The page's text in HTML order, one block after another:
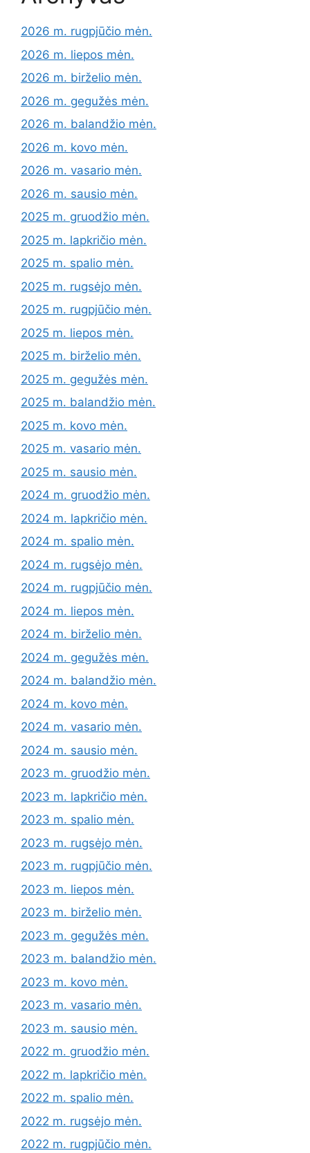
2026 m. rugpjūčio mėn.
2026 m. liepos mėn.
2026 m. birželio mėn.
2026 m. gegužės mėn.
2026 m. balandžio mėn.
2026 m. kovo mėn.
2026 m. vasario mėn.
2026 m. sausio mėn.
2025 m. gruodžio mėn.
2025 m. lapkričio mėn.
2025 m. spalio mėn.
2025 m. rugsėjo mėn.
2025 m. rugpjūčio mėn.
2025 m. liepos mėn.
2025 m. birželio mėn.
2025 m. gegužės mėn.
2025 m. balandžio mėn.
2025 m. kovo mėn.
2025 m. vasario mėn.
2025 m. sausio mėn.
2024 m. gruodžio mėn.
2024 m. lapkričio mėn.
2024 m. spalio mėn.
2024 m. rugsėjo mėn.
2024 m. rugpjūčio mėn.
2024 m. liepos mėn.
2024 m. birželio mėn.
2024 m. gegužės mėn.
2024 m. balandžio mėn.
2024 m. kovo mėn.
2024 m. vasario mėn.
2024 m. sausio mėn.
2023 m. gruodžio mėn.
2023 m. lapkričio mėn.
2023 m. spalio mėn.
2023 m. rugsėjo mėn.
2023 m. rugpjūčio mėn.
2023 m. liepos mėn.
2023 m. birželio mėn.
2023 m. gegužės mėn.
2023 m. balandžio mėn.
2023 m. kovo mėn.
2023 m. vasario mėn.
2023 m. sausio mėn.
2022 m. gruodžio mėn.
2022 m. lapkričio mėn.
2022 m. spalio mėn.
2022 m. rugsėjo mėn.
2022 m. rugpjūčio mėn.